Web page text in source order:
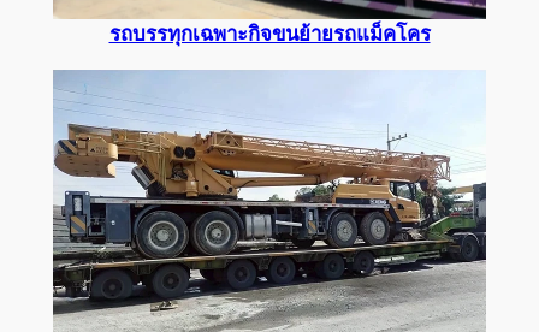
รถบรรทุกเฉพาะกิจขนย้ายรถแม็คโคร